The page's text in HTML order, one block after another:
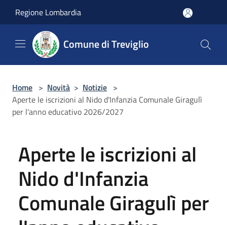
Regione Lombardia
Comune di Treviglio
Home > Novità > Notizie >
Aperte le iscrizioni al Nido d'Infanzia Comunale Giragulì
per l'anno educativo 2026/2027
Aperte le iscrizioni al
Nido d'Infanzia
Comunale Giragulì per